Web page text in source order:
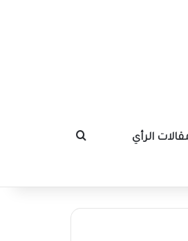
الرأي بحث عن